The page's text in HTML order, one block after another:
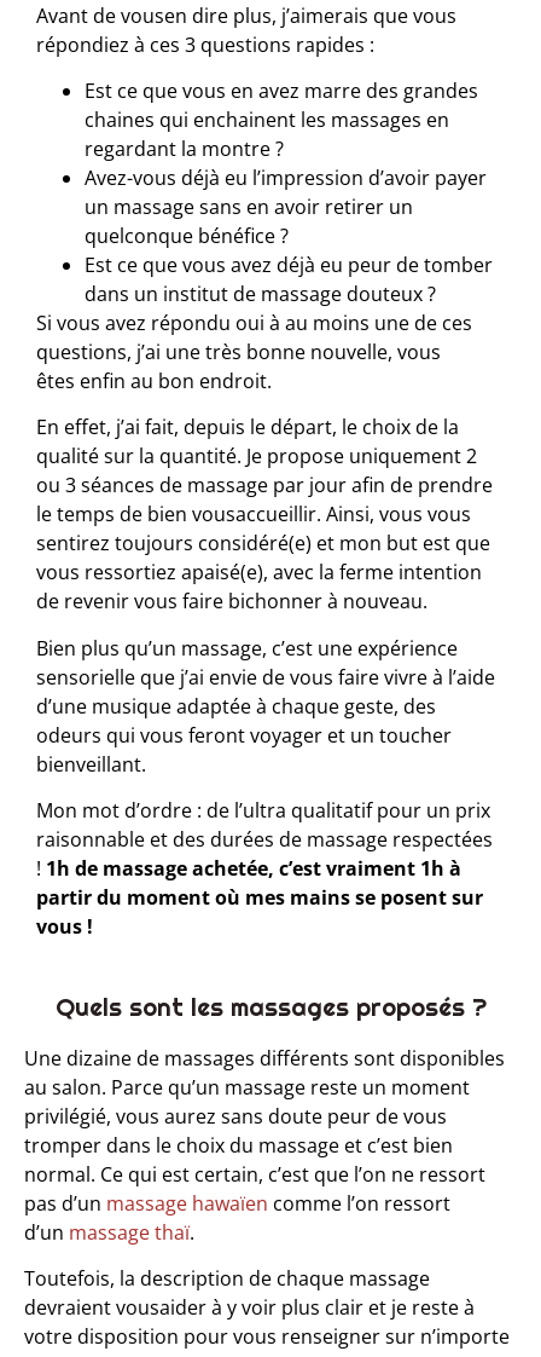
Avant de vousen dire plus, j’aimerais que vous
répondiez à ces 3 questions rapides :
Est ce que vous en avez marre des grandes
chaines qui enchainent les massages en
regardant la montre ?
Avez-vous déjà eu l’impression d’avoir payer
un massage sans en avoir retirer un
quelconque bénéfice ?
Est ce que vous avez déjà eu peur de tomber
dans un institut de massage douteux ?
Si vous avez répondu oui à au moins une de ces
questions, j’ai une très bonne nouvelle, vous
êtes enfin au bon endroit.
En effet, j’ai fait, depuis le départ, le choix de la
qualité sur la quantité. Je propose uniquement 2
ou 3 séances de massage par jour afin de prendre
le temps de bien vousaccueillir. Ainsi, vous vous
sentirez toujours considéré(e) et mon but est que
vous ressortiez apaisé(e), avec la ferme intention
de revenir vous faire bichonner à nouveau.
Bien plus qu’un massage, c’est une expérience
sensorielle que j’ai envie devous faire vivre à l’aide
d’une musique adaptée à chaque geste, des
odeurs qui vous feront voyager et un toucher
bienveillant.
Mon mot d’ordre : de l’ultra qualitatif pour un prix
raisonnable et des durées de massage respectées
! 1h de massage achetée, c’est vraiment 1h à
partir du moment où mes mains se posent sur
vous !
Quels sont les massages proposés ?​
Une dizaine de massages différents sont disponibles
au salon. Parce qu’un massage reste un moment
privilégié, vous aurez sans doute peur de vous
tromper dans le choix du massage et c’est bien
normal. Ce qui est certain, c’est que l’on ne ressort
pas d’un massage hawaïen comme l’on ressort
d’un massage thaï.
Toutefois, la description de chaque massage
devraient vousaider à y voir plus clair et je reste à
votre disposition pour vous renseigner sur n’importe